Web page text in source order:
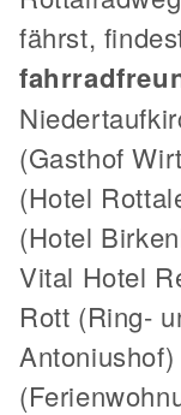
fährst,
(Gasthof
(Hotel
(Hotel
Vital Hotel
Rott (Ring-